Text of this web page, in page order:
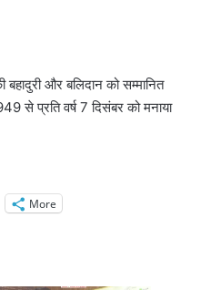
और बलिदान को सम्मानित
से प्रति वर्ष 7 दिसंबर को मनाया
More